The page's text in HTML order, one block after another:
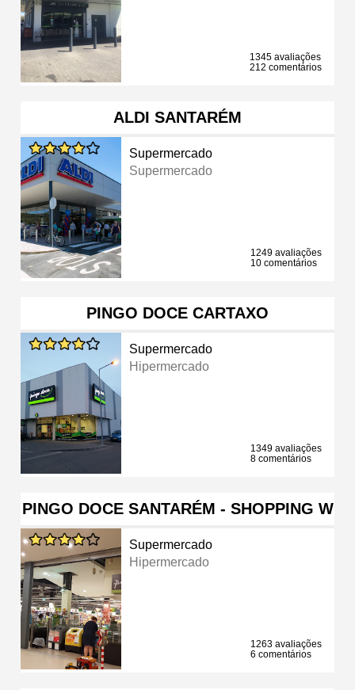
1345 avaliações
212 comentários
ALDI SANTARÉM
Supermercado
Supermercado
1249 avaliações
10 comentários
PINGO DOCE CARTAXO
Supermercado
Hipermercado
1349 avaliações
8 comentários
PINGO DOCE SANTARÉM - SHOPPING W
Supermercado
Hipermercado
1263 avaliações
6 comentários